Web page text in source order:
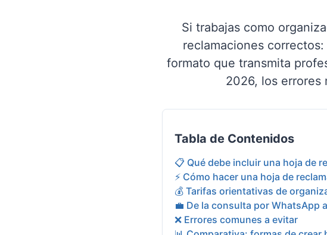
Si trabajas como
reclamaciones
formato que transmita
2026, los errores
Tabla de Contenidos
📋 Qué debe incluir una hoja de
⚡ Cómo hacer una hoja de
💰 Tarifas orientativas de
💼 De la consulta por WhatsApp
❌ Errores comunes a evitar